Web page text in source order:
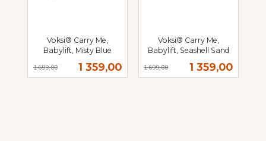
Voksi® Carry Me,
Babylift, Misty Blue
Tilbud
1 359,00
1 699,00
mva.
Voksi® Carry Me,
Babylift, Seashell Sand
Tilbud
1 359,00
1 699,00
mva.